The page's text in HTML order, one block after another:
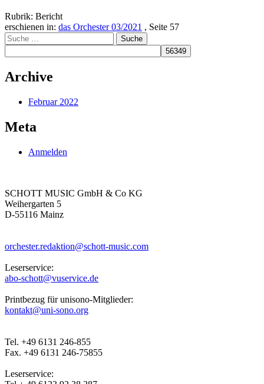
Rubrik: Bericht
erschienen in: das Orchester 03/2021 , Seite 57
Suche
nach:
Archive
Februar 2022
Meta
Anmelden
SCHOTT MUSIC GmbH & Co KG
Weihergarten 5
D-55116 Mainz
orchester.redaktion@schott-music.com
Leserservice:
abo-schott@vuservice.de
Printbezug für unisono-Mitglieder:
kontakt@uni-sono.org
Tel. +49 6131 246-855
Fax. +49 6131 246-75855
Leserservice: